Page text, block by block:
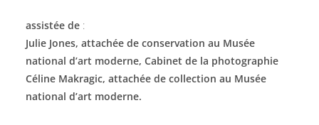
assistée de :
Julie Jones, attachée de conservation au Musée
national d’art moderne, Cabinet de la photographie
Céline Makragic, attachée de collection au Musée
national d’art moderne.